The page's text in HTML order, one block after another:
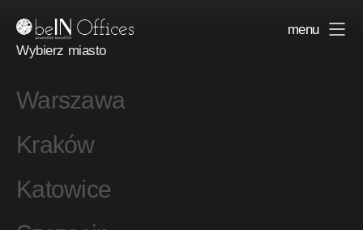
menu
Wybierz miasto
Warszawa
Kraków
Katowice